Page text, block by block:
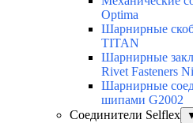
Optima
Шарнирные
TITAN
Шарнирные
Rivet Fasteners
Шарнирные
шипами G2002
Соединители Selflex